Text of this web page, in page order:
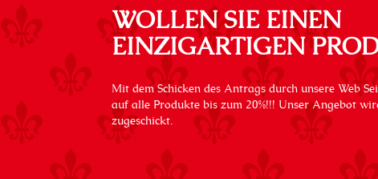
WOLLEN SIE EINEN
EINZIGARTIGEN
Mit dem Schicken des Antrags durch unsere Web
auf alle Produkte bis zum 20%!!! Unser Angebot
zugeschickt.